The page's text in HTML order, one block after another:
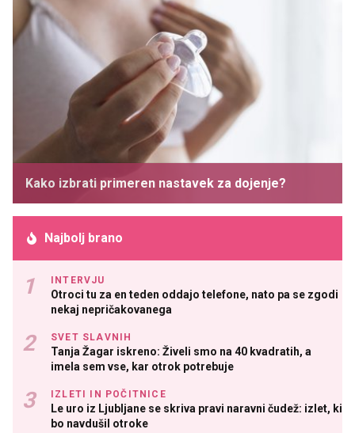
Kako izbrati primeren nastavek za dojenje?
Najbolj brano
INTERVJU
Otroci tu za en teden oddajo telefone, nato pa se zgodi
nekaj nepričakovanega
SVET SLAVNIH
Tanja Žagar iskreno: Živeli smo na 40 kvadratih, a
imela sem vse, kar otrok potrebuje
IZLETI IN POČITNICE
Le uro iz Ljubljane se skriva pravi naravni čudež: izlet, ki
bo navdušil otroke